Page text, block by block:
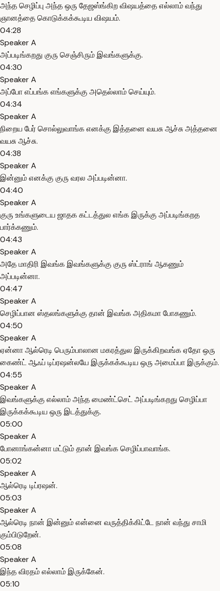
அந்த செழிப்பு அந்த ஒரு தேஜஸ்ங்கிற விஷயத்தை எல்லாம் வந்து
ஞானத்தை கொடுக்கக்கூடிய விஷயம்.
04:28
Speaker A
அப்படிங்கறது குரு செஞ்சிரும் இவங்களுக்கு.
04:30
Speaker A
அப்போ எப்பங்க எங்களுக்கு அதெல்லாம் செய்யும்.
04:34
Speaker A
நிறைய பேர் சொல்லுவாங்க எனக்கு இத்தனை வயசு ஆச்சு அத்தனை
வயசு ஆச்சு.
04:38
Speaker A
இன்னும் எனக்கு குரு வரல அப்படின்னா.
04:40
Speaker A
குரு உங்களுடைய ஜாதக கட்டத்துல எங்க இருக்கு அப்படிங்கறத
பார்க்கணும்.
04:43
Speaker A
அதே மாதிரி இவங்க இவங்களுக்கு குரு ஸ்ட்ராங் ஆகணும்
அப்படின்னா.
04:47
Speaker A
செழிப்பான ஸ்தலங்களுக்கு தான் இவங்க அதிகமா போகணும்.
04:50
Speaker A
ஏன்னா ஆல்ரெடி பெரும்பாலான மகரத்துல இருக்கிறவங்க ஏதோ ஒரு
கைண்ட் ஆஃப் டிப்ரஷன்லயே இருக்கக்கூடிய ஒரு அமைப்பா இருக்கும்.
04:55
Speaker A
இவங்களுக்கு எல்லாம் அந்த மைண்ட்செட் அப்படிங்கறது செழிப்பா
இருக்கக்கூடிய ஒரு இடத்துக்கு.
05:00
Speaker A
போனாங்கன்னா மட்டும் தான் இவங்க செழிப்பாவாங்க.
05:02
Speaker A
ஆல்ரெடி டிப்ரஷன்.
05:03
Speaker A
ஆல்ரெடி நான் இன்னும் என்னை வருத்திக்கிட்டே நான் வந்து சாமி
கும்பிடுறேன்.
05:08
Speaker A
இந்த விரதம் எல்லாம் இருக்கேன்.
05:10